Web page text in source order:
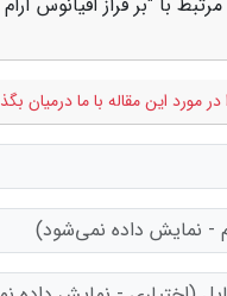
مورد این مقاله با ما درمیان